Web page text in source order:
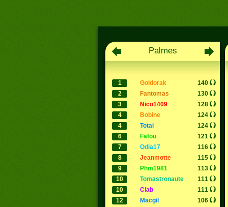
Palmes
1 goldorak
140
2
fantomas
130
3
nico1409
128
4
bobine
124
4
totai
124
6
fafou
121
7
odia17
116
8
jeanmotte
115
9
phm1981
113
10
tomastronaute
111
10
clab
111
12
macgil
106